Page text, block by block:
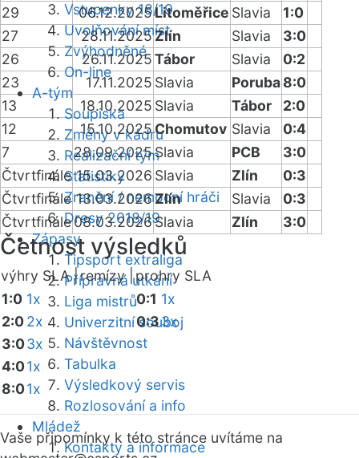
Vstupenky 18/19
Uvolňování míst
Zvýhodněné
On-line
A-tým
Soupiska
Změny v kádru
Realizační tým
Statistiky
Zranění / nemocní hráči
Dresy 2018/19
Zápasy
Tipsport extraliga
Přípravná utkání
Liga mistrů
Univerzitní souboj
Návštěvnost
Tabulka
Výsledkový servis
Rozlosování a info
Mládež
Kontakty a informace
29
06.12.2025Litoměřice Slavia
1:0
27
28.11.2025 Zlín Slavia
3:0
26
26.11.2025Tábor Slavia
0:2
23
17.11.2025 Slavia Poruba8:0
13
18.10.2025 Slavia Tábor
2:0
12
15.10.2025Chomutov Slavia
0:4
7
28.09.2025Slavia PCB
3:0
Čtvrtfinále 15.03.2026 Slavia Zlín
0:3
Čtvrtfinále 13.03.2026Zlín Slavia
0:3
Čtvrtfinále08.03.2026Slavia Zlín 3:0
Četnost výsledků
výhry SLA |remízy |prohry SLA
1:0 1x
2:02x
3:03x
4:01x
8:01x
0:1 1x
0:33x
Vaše připomínky k této stránce uvítáme na